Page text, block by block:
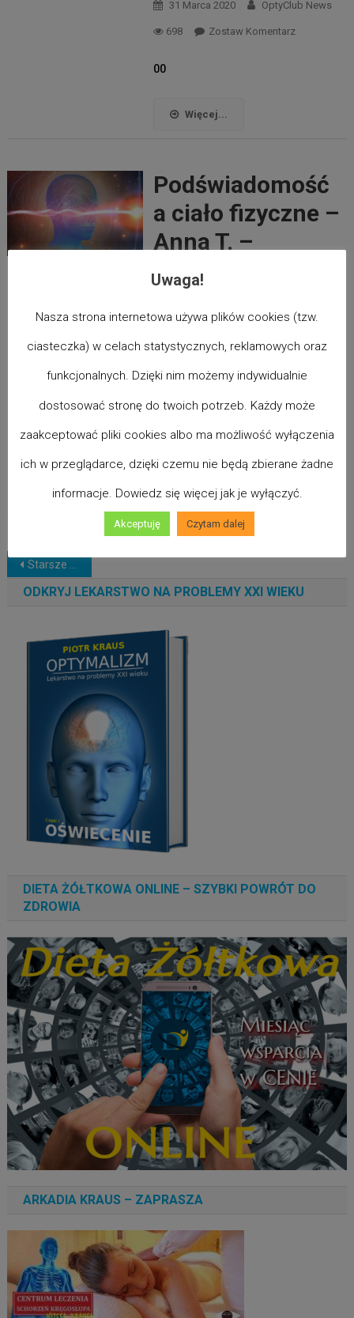
31 Marca 2020 OptyClub News
698 Zostaw Komentarz
00
Więcej...
Podświadomość
a ciało fizyczne –
Anna T. –
wystąpienie pod
Kościuszki
OptyClub News 854
Zostaw Komentarz
Więcej...
NAWIGACJA
PO
WPISACH
Starsze wpisy
ODKRYJ LEKARSTWO NA PROBLEMY XXI WIEKU
DIETA ŻÓŁTKOWA ONLINE – SZYBKI POWRÓT DO
ZDROWIA
ARKADIA KRAUS – ZAPRASZA
Uwaga!
Nasza strona internetowa używa plików cookies (tzw.
ciasteczka) w celach statystycznych, reklamowych oraz
funkcjonalnych. Dzięki nim możemy indywidualnie
dostosować stronę do twoich potrzeb. Każdy może
zaakceptować pliki cookies albo ma możliwość wyłączenia
ich w przeglądarce, dzięki czemu nie będą zbierane żadne
informacje. Dowiedz się więcej jak je wyłączyć.
Akceptuję Czytam dalej